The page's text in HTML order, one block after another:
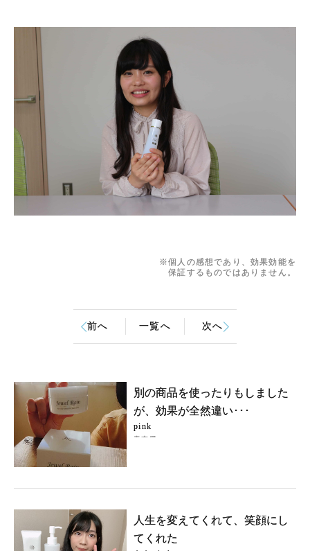
※個人の感想であり、効果効能を
保証するものではありません。
前へ 一覧へ 次へ
別の商品を使ったりもしました
が、効果が全然違い･･･
pink
青森県
人生を変えてくれて、笑顔にし
てくれた